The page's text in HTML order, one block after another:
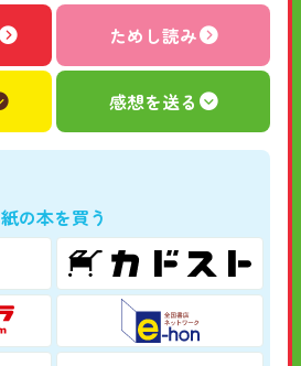
ためし読み
感想を送る
紙の本を買う